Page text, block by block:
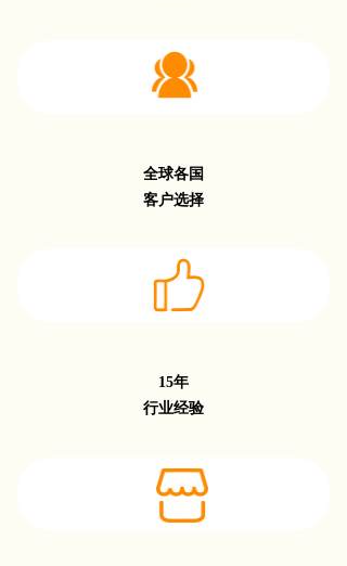
15年
行业经验
全球各国
客户选择